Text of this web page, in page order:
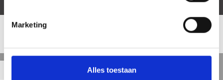
Marketing
Alles toestaan
Satelliet
weergave
10 min